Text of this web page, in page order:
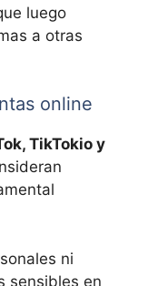
luego
a otras
online
TikTokio y
ni
sensibles en